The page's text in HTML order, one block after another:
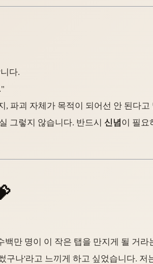
다.
파괴 자체가 목적이 되어선 안 된다고
그렇지 않습니다. 반드시 신념이 필요
만 명이 이 작은 탭을 만지게 될 거
나'라고 느끼게 하고 싶었습니다.